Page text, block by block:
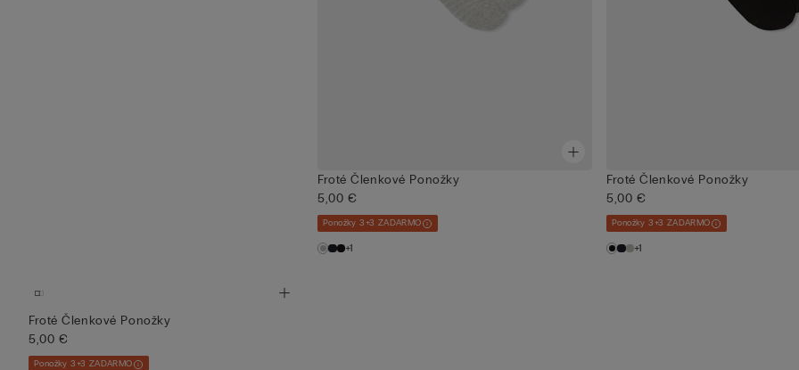
Froté Členkové Ponožky
5,00 €
Ponožky 3+3 ZADARMO
+1
Froté Členkové Ponožky
5,00 €
Ponožky 3+3 ZADARMO
+1
Froté Členkové Ponožky
5,00 €
Ponožky 3+3 ZADARMO